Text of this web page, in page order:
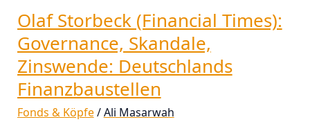
Olaf Storbeck (Financial Times):
Governance, Skandale,
Zinswende: Deutschlands
Finanzbaustellen
Fonds & Köpfe/Ali Masarwah